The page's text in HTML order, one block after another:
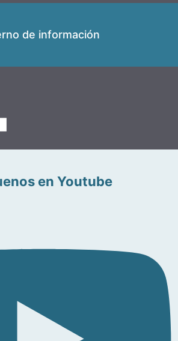
de información
en Youtube